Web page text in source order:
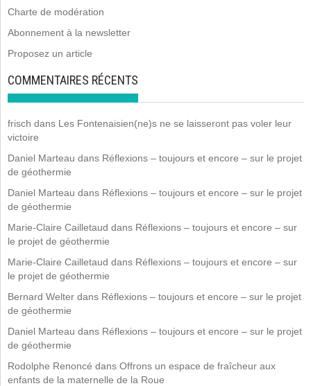
Charte de modération
Abonnement à la newsletter
Proposez un article
COMMENTAIRES RÉCENTS
frisch dans Les Fontenaisien(ne)s ne se laisseront pas voler leur
victoire
Daniel Marteau dans Réflexions – toujours et encore – sur le projet
de géothermie
Daniel Marteau dans Réflexions – toujours et encore – sur le projet
de géothermie
Marie-Claire Cailletaud dans Réflexions – toujours et encore – sur
le projet de géothermie
Marie-Claire Cailletaud dans Réflexions – toujours et encore – sur
le projet de géothermie
Bernard Welter dans Réflexions – toujours et encore – sur le projet
de géothermie
Daniel Marteau dans Réflexions – toujours et encore – sur le projet
de géothermie
Rodolphe Renoncé dans Offrons un espace de fraîcheur aux
enfants de la maternelle de la Roue